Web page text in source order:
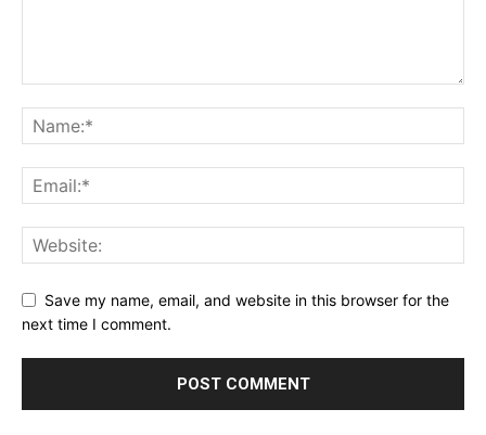
Save my name, email, and website in this browser for the
next time I comment.